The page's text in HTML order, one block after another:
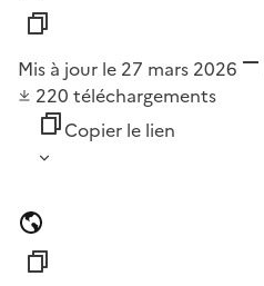
Mis à jour le 27 mars 2026
220 téléchargements
Copier le lien